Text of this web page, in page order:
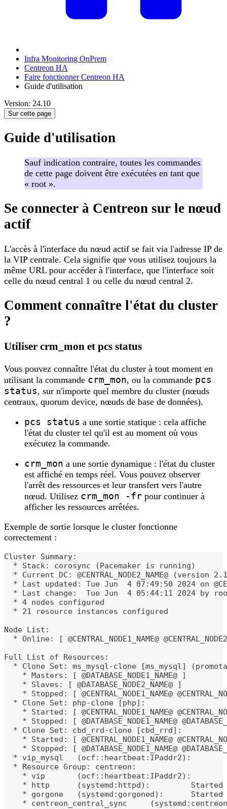
Infra Monitoring OnPrem
Centreon HA
Faire fonctionner Centreon HA
Guide d'utilisation
Version: 24.10
Sur cette page
Guide d'utilisation
Sauf indication contraire, toutes les commandes
de cette page doivent être exécutées en tant que
« root ».
Se connecter à Centreon sur le nœud
actif
L'accès à l'interface du nœud actif se fait via l'adresse IP de
la VIP centrale. Cela signifie que vous utilisez toujours la
même URL pour accéder à l'interface, que l'interface soit
celle du nœud central 1 ou celle du nœud central 2.
Comment connaître l'état du cluster
?
Utiliser crm_mon et pcs status
Vous pouvez connaître l'état du cluster à tout moment en
utilisant la commande crm_mon, ou la commande pcs
status, sur n'importe quel membre du cluster (nœuds
centraux, quorum device, nœuds de base de données).
pcs status a une sortie statique : cela affiche
l'état du cluster tel qu'il est au moment où vous
exécutez la commande.
crm_mon a une sortie dynamique : l'état du cluster
est affiché en temps réel. Vous pouvez observer
l'arrêt des ressources et leur transfert vers l'autre
nœud. Utilisez crm_mon -fr pour continuer à
afficher les ressources arrêtées.
Exemple de sortie lorsque le cluster fonctionne
correctement :
Cluster Summary:
  * Stack: corosync (Pacemaker is running)
* Current DC: @CENTRAL_NODE2_NAME@ (version
* Last updated: Tue Jun  4 07:49:50 2024 on
* Last change:  Tue Jun  4 05:44:11 2024 by
  * 4 nodes configured
  * 21 resource instances configured
Node List:
* Online: [ @CENTRAL_NODE1_NAME@
Full List of Resources:
* Clone Set: ms_mysql-clone [ms_mysql]
    * Masters: [ @DATABASE_NODE1_NAME@ ]
    * Slaves: [ @DATABASE_NODE2_NAME@ ]
* Stopped: [ @CENTRAL_NODE1_NAME@
  * Clone Set: php-clone [php]:
* Started: [ @CENTRAL_NODE1_NAME@
* Stopped: [ @DATABASE_NODE1_NAME@
  * Clone Set: cbd_rrd-clone [cbd_rrd]:
* Started: [ @CENTRAL_NODE1_NAME@
* Stopped: [ @DATABASE_NODE1_NAME@
* vip_mysql   (ocf::heartbeat:IPaddr2):
  * Resource Group: centreon:
* vip       (ocf::heartbeat:IPaddr2):
* http      (systemd:httpd):         Started
* gorgone   (systemd:gorgoned):      Started
* centreon_central_sync